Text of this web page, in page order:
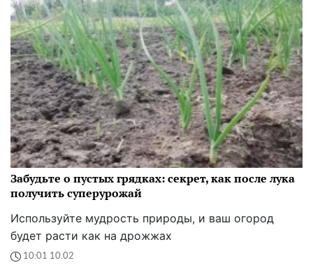
Забудьте о пустых грядках: секрет, как после лука
получить суперурожай
Используйте мудрость природы, и ваш огород
будет расти как на дрожжах
10:01 10.02